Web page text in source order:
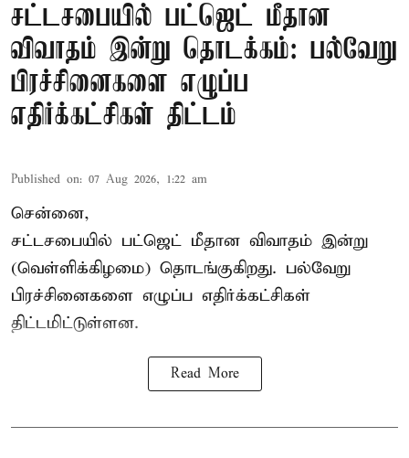
சட்டசபையில் பட்ஜெட் மீதான
விவாதம் இன்று தொடக்கம்: பல்வேறு
பிரச்சினைகளை எழுப்ப
எதிர்க்கட்சிகள் திட்டம்
Published on: 07 Aug 2026, 1:22 am
சென்னை,
சட்டசபையில் பட்ஜெட் மீதான விவாதம் இன்று
(வெள்ளிக்கிழமை) தொடங்குகிறது. பல்வேறு
பிரச்சினைகளை எழுப்ப எதிர்க்கட்சிகள்
திட்டமிட்டுள்ளன.
Read More